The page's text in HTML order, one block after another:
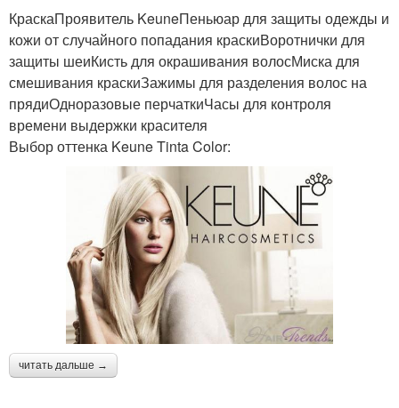
КраскаПроявитель KeuneПеньюар для защиты одежды и
кожи от случайного попадания краскиВоротнички для
защиты шеиКисть для окрашивания волосМиска для
смешивания краскиЗажимы для разделения волос на
прядиОдноразовые перчаткиЧасы для контроля
времени выдержки красителя
Выбор оттенка Keune Tinta Color:
читать дальше →